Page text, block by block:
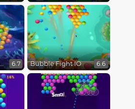
Shooter 6.7 Bubble Fight IO 6.6